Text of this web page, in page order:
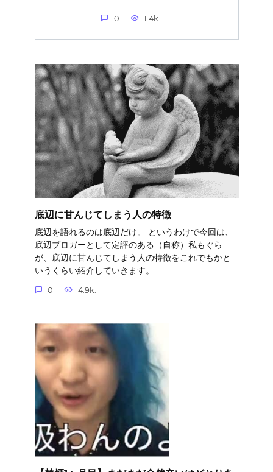
0 1.4k.
底辺に甘んじてしまう人の特徴
底辺を語れるのは底辺だけ。 というわけで今回は、
底辺ブロガーとして定評のある（自称）私もぐら
が、底辺に甘んじてしまう人の特徴をこれでもかと
いうくらい紹介していきます。
0 4.9k.